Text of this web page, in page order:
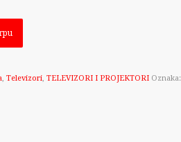
, Televizori, TELEVIZORI I PROJEKTORI Oznaka: